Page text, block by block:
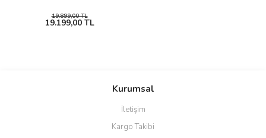
19.899,00 TL
19.199,00 TL
Kurumsal
İletişim
Kargo Takibi